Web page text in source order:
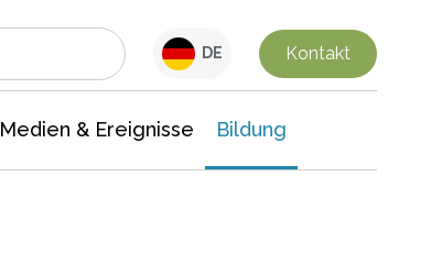
DE Kontakt
Medien & Ereignisse Bildung